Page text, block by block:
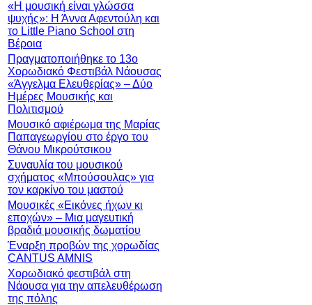
«Η μουσική είναι γλώσσα
ψυχής»: Η Άννα Αφεντούλη και
το Little Piano School στη
Βέροια
Πραγματοποιήθηκε το 13ο
Χορωδιακό Φεστιβάλ Νάουσας
«Άγγελμα Ελευθερίας» – Δύο
Ημέρες Μουσικής και
Πολιτισμού
Μουσικό αφιέρωμα της Μαρίας
Παπαγεωργίου στο έργο του
Θάνου Μικρούτσικου
Συναυλία του μουσικού
σχήματος «Μπούσουλας» για
τον καρκίνο του μαστού
Μουσικές «Εικόνες ήχων κι
εποχών» – Μια μαγευτική
βραδιά μουσικής δωματίου
Έναρξη προβών της χορωδίας
CANTUS AMNIS
Χορωδιακό φεστιβάλ στη
Νάουσα για την απελευθέρωση
της πόλης